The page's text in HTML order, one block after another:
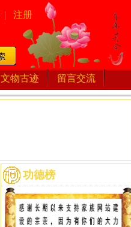
| 注册
文物古迹 留言交流
功德榜